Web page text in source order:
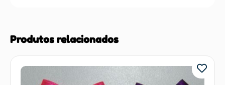
Produtos relacionados